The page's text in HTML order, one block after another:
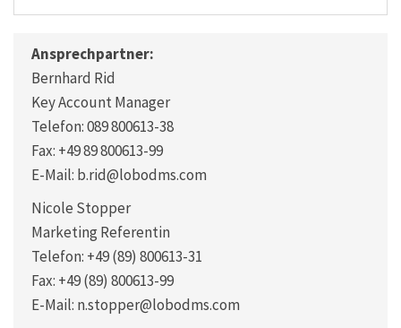
Ansprechpartner:
Bernhard Rid
Key Account Manager
Telefon: 089 800613-38
Fax: +49 89 800613-99
E-Mail: b.rid@lobodms.com
Nicole Stopper
Marketing Referentin
Telefon: +49 (89) 800613-31
Fax: +49 (89) 800613-99
E-Mail: n.stopper@lobodms.com